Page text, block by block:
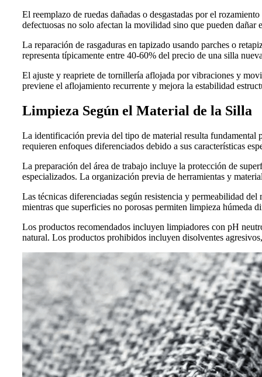
El reemplazo de ruedas dañadas o desgastadas por el
defectuosas no solo afectan la movilidad sino que pueden dañar
La reparación de rasgaduras en tapizado usando parches o
representa típicamente entre 40-60% del precio de una silla
El ajuste y reapriete de tornillería aflojada por vibraciones y
previene el aflojamiento recurrente y mejora la estabilidad
Limpieza Según el Material de la Silla
La identificación previa del tipo de material resulta fundamental
requieren enfoques diferenciados debido a sus características
La preparación del área de trabajo incluye la protección de
especializados. La organización previa de herramientas y
Las técnicas diferenciadas según resistencia y permeabilidad
mientras que superficies no porosas permiten limpieza húmeda
Los productos recomendados incluyen limpiadores con pH
natural. Los productos prohibidos incluyen disolventes